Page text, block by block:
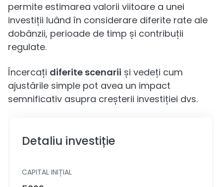
permite estimarea valorii viitoare a unei
investiții luând în considerare diferite rate ale
dobânzii, perioade de timp și contribuții
regulate.
Încercați diferite scenarii și vedeți cum
ajustările simple pot avea un impact
semnificativ asupra creșterii investiției dvs.
Detaliu investiție
CAPITAL INIȚIAL